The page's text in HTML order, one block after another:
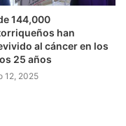
144,000
han
al cáncer en los
25 años
12, 2025